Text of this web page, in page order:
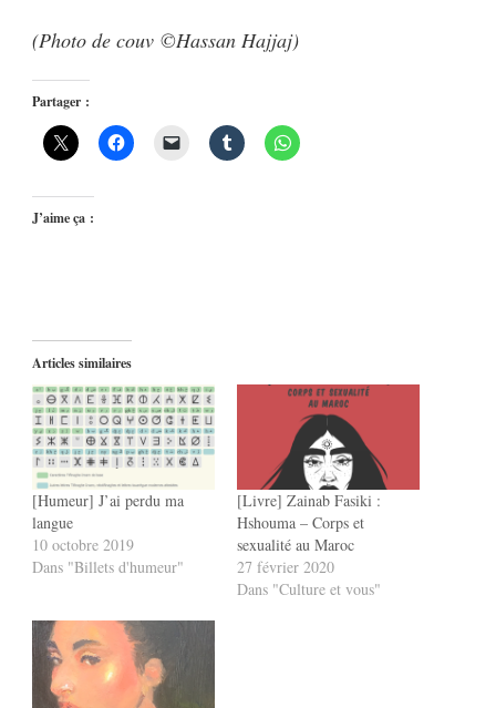
(Photo de couv ©Hassan Hajjaj)
Partager :
J’aime ça :
Articles similaires
[Humeur] J’ai perdu ma
langue
10 octobre 2019
Dans "Billets d'humeur"
[Livre] Zainab Fasiki :
Hshouma – Corps et
sexualité au Maroc
27 février 2020
Dans "Culture et vous"